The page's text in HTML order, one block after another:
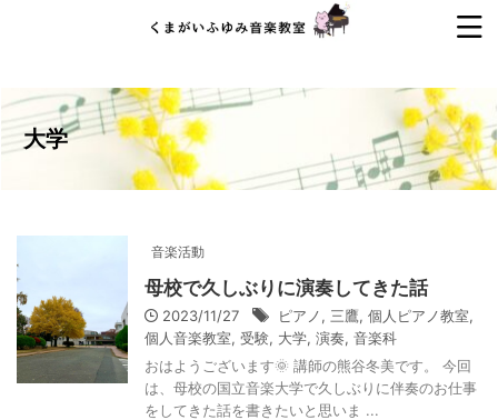
大学
音楽活動
母校で久しぶりに演奏してきた話
2023/11/27 ピアノ, 三鷹, 個人ピアノ教室,
個人音楽教室, 受験, 大学, 演奏, 音楽科
おはようございます🌞 講師の熊谷冬美です。 今回
は、母校の国立音楽大学で久しぶりに伴奏のお仕事
をしてきた話を書きたいと思いま ...